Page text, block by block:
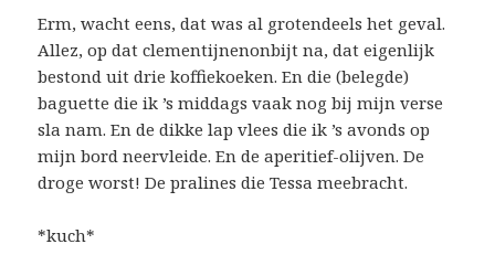
Erm, wacht eens, dat was al grotendeels het geval.
Allez, op dat clementijnenonbijt na, dat eigenlijk
bestond uit drie koffiekoeken. En die (belegde)
baguette die ik ’s middags vaak nog bij mijn verse
sla nam. En de dikke lap vlees die ik ’s avonds op
mijn bord neervleide. En de aperitief-olijven. De
droge worst! De pralines die Tessa meebracht.
*kuch*